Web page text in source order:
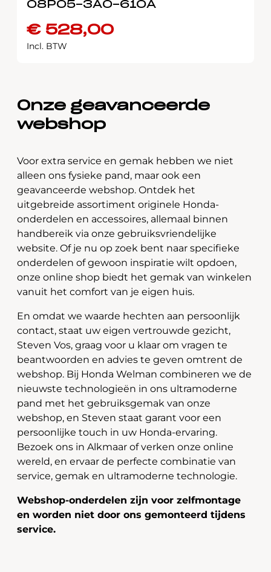
08P05-3A0-610A
€528,00
Incl. BTW
Onze geavanceerde
webshop
Voor extra service en gemak hebben we niet
alleen ons fysieke pand, maar ook een
geavanceerde webshop. Ontdek het
uitgebreide assortiment originele Honda-
onderdelen en accessoires, allemaal binnen
handbereik via onze gebruiksvriendelijke
website. Of je nu op zoek bent naar specifieke
onderdelen of gewoon inspiratie wilt opdoen,
onze online shop biedt het gemak van winkelen
vanuit het comfort van je eigen huis.
En omdat we waarde hechten aan persoonlijk
contact, staat uw eigen vertrouwde gezicht,
Steven Vos, graag voor u klaar om vragen te
beantwoorden en advies te geven omtrent de
webshop. Bij Honda Welman combineren we de
nieuwste technologieën in ons ultramoderne
pand met het gebruiksgemak van onze
webshop, en Steven staat garant voor een
persoonlijke touch in uw Honda-ervaring.
Bezoek ons in Alkmaar of verken onze online
wereld, en ervaar de perfecte combinatie van
service, gemak en ultramoderne technologie.
Webshop-onderdelen zijn voor zelfmontage
en worden niet door ons gemonteerd tijdens
service.